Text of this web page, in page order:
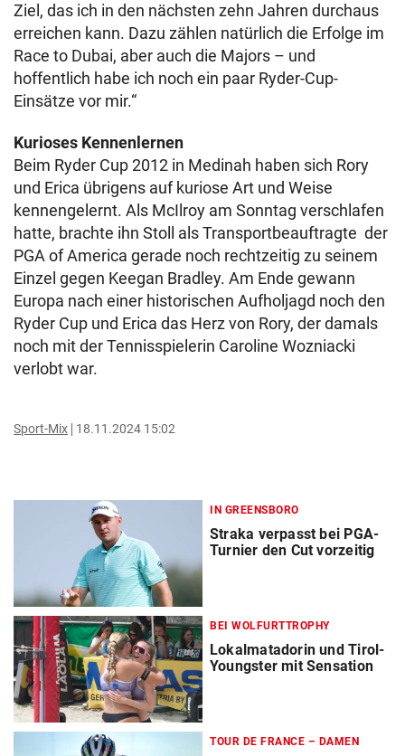
Ziel, das ich in den nächsten zehn Jahren durchaus
erreichen kann. Dazu zählen natürlich die Erfolge im
Race to Dubai, aber auch die Majors – und
hoffentlich habe ich noch ein paar Ryder-Cup-
Einsätze vor mir.“
Kurioses Kennenlernen
Beim Ryder Cup 2012 in Medinah haben sich Rory
und Erica übrigens auf kuriose Art und Weise
kennengelernt. Als McIlroy am Sonntag verschlafen
hatte, brachte ihn Stoll als Transportbeauftragte der
PGA of America gerade noch rechtzeitig zu seinem
Einzel gegen Keegan Bradley. Am Ende gewann
Europa nach einer historischen Aufholjagd noch den
Ryder Cup und Erica das Herz von Rory, der damals
noch mit der Tennisspielerin Caroline Wozniacki
verlobt war.
Sport-Mix 18.11.2024 15:02
IN GREENSBORO
Straka verpasst bei PGA-
Turnier den Cut vorzeitig
BEI WOLFURTTROPHY
Lokalmatadorin und Tirol-
Youngster mit Sensation
TOUR DE FRANCE – DAMEN